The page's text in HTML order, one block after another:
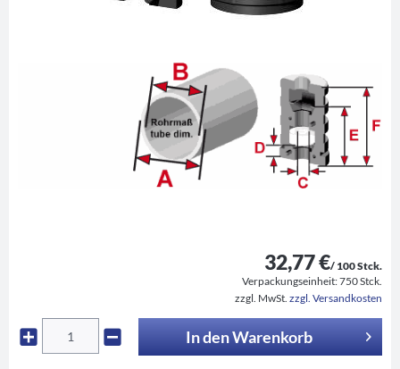
32,77 €/ 100 Stck.
Verpackungseinheit:750 Stck.
zzgl. MwSt. zzgl. Versandkosten
In denWarenkorb